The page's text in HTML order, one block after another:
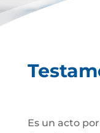
Es un acto